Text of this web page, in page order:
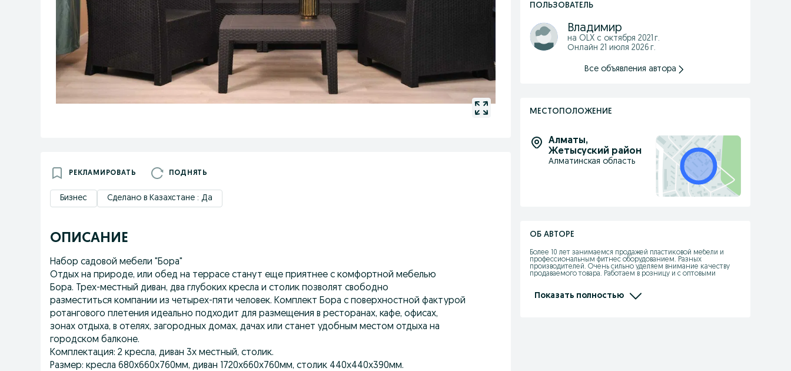
РЕКЛАМИРОВАТЬ ПОДНЯТЬ
Бизнес Сделано в Казахстане : Да
ОПИСАНИЕ
Набор садовой мебели "Бора"
Отдых на природе, или обед на террасе станут еще приятнее с комфортной мебелью
Бора. Трех-местный диван, два глубоких кресла и столик позволят свободно
разместиться компании из четырех-пяти человек. Комплект Бора с поверхностной фактурой
ротангового плетения идеально подходит для размещения в ресторанах, кафе, офисах,
зонах отдыха, в отелях, загородных домах, дачах или станет удобным местом отдыха на
городском балконе.
Комплектация: 2 кресла, диван 3х местный, столик.
Размер: кресла 680х660х760мм, диван 1720х660х760мм, столик 440х440х390мм.
ПОЛЬЗОВАТЕЛЬ
Владимир
на OLX с октября 2021 г.
Онлайн 21 июля 2026 г.
Все объявления автора
МЕСТОПОЛОЖЕНИЕ
Алматы,
Жетысуский район
Алматинская область
ОБ АВТОРЕ
Более 10 лет занимаемся продажей пластиковой мебели и
профессиональным фитнес оборудованием. Разных
производителей. Очень сильно уделяем внимание качеству
продаваемого товара. Работаем в розницу и с оптовыми
пластиковых изделий:" Элластик пласт" ( Россия), "KSC" (
Казахстан), "Kayalar Plastik" ( Турция).  Также официальным
Показать полностью